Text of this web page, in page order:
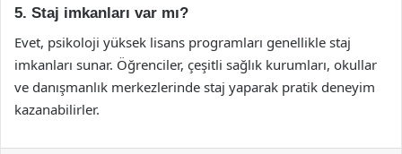
5. Staj imkanları var mı?
Evet, psikoloji yüksek lisans programları genellikle staj
imkanları sunar. Öğrenciler, çeşitli sağlık kurumları, okullar
ve danışmanlık merkezlerinde staj yaparak pratik deneyim
kazanabilirler.